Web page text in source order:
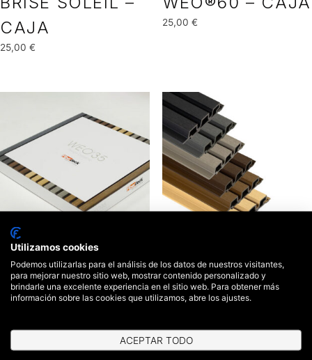
CAJA
25,00 €
25,00 €
WEO®35 – CAJA
25,00€
WEO®35
5,00€
Utilizamos cookies
Podemos utilizarlas para el análisis de los datos de nuestros visitantes,
para mejorar nuestro sitio web, mostrar contenido personalizado y
brindarle una excelente experiencia en el sitio web. Para obtener más
información sobre las cookies que utilizamos, abre los ajustes.
ACEPTAR TODO